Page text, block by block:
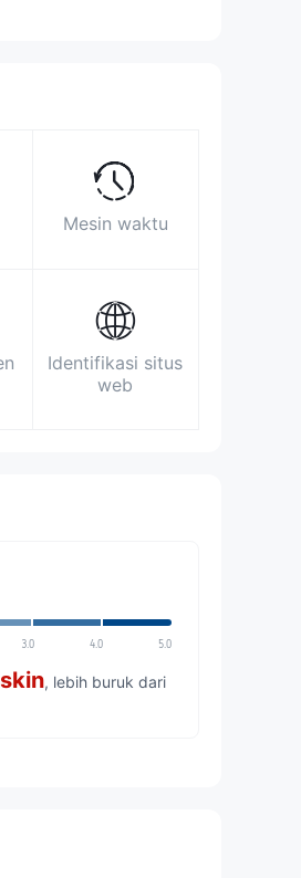
Mesin waktu
Identifikasi situs
web
3.0 4.0 5.0
, lebih buruk dari